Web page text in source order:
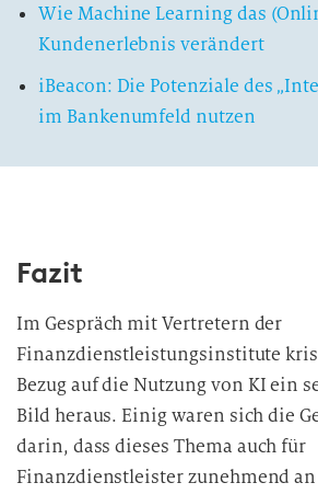
Wie Machine Learning das
Kundenerlebnis verändert
iBeacon: Die Potenziale des
im Bankenumfeld nutzen
Fazit
Im Gespräch mit Vertretern der
Finanzdienstleistungsinstitute
Bezug auf die Nutzung von KI ein
Bild heraus. Einig waren sich die
darin, dass dieses Thema auch für
Finanzdienstleister zunehmend an